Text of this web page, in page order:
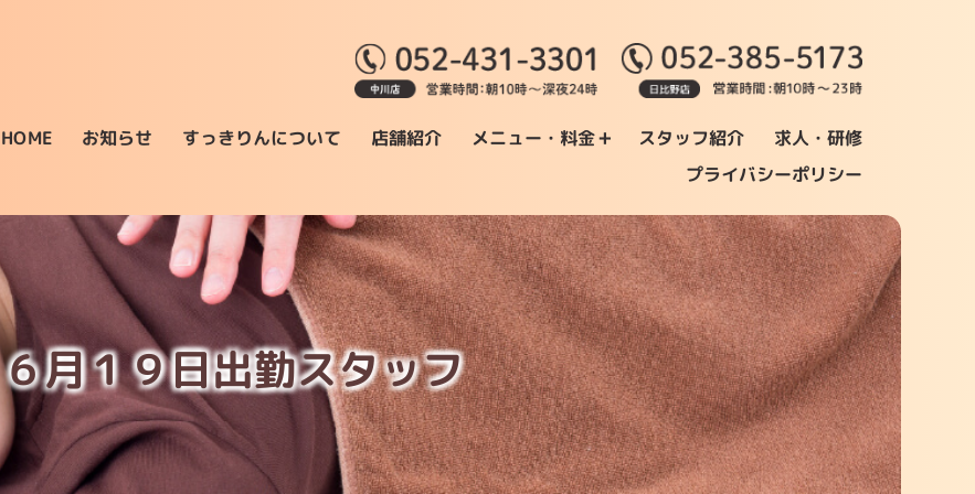
HOME お知らせ すっきりんについて 店舗紹介 メニュー・料金+ スタッフ紹介 求人・研修
プライバシーポリシー
６月１９日出勤スタッフ